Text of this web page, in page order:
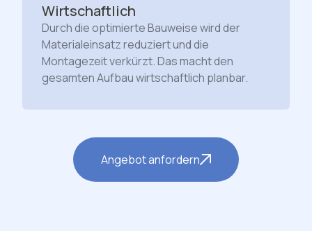
Wirtschaftlich
Durch die optimierte Bauweise wird der
Materialeinsatz reduziert und die
Montagezeit verkürzt. Das macht den
gesamten Aufbau wirtschaftlich planbar.
Angebot anfordern